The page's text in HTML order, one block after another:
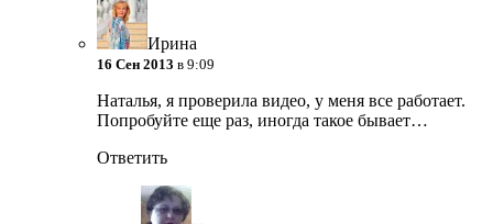
Ирина
16 Сен 2013 в 9:09
Наталья, я проверила видео, у меня все работает.
Попробуйте еще раз, иногда такое бывает…
Ответить